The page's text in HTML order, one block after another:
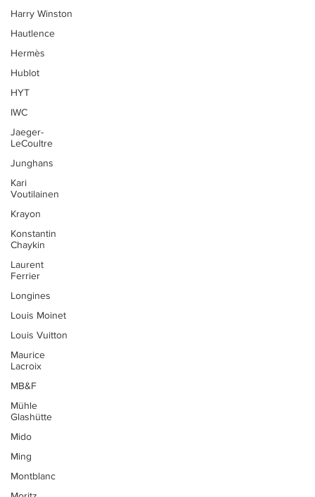
Harry Winston
Hautlence
Hermès
Hublot
HYT
IWC
Jaeger-
LeCoultre
Junghans
Kari
Voutilainen
Krayon
Konstantin
Chaykin
Laurent
Ferrier
Longines
Louis Moinet
Louis Vuitton
Maurice
Lacroix
MB&F
Mühle
Glashütte
Mido
Ming
Montblanc